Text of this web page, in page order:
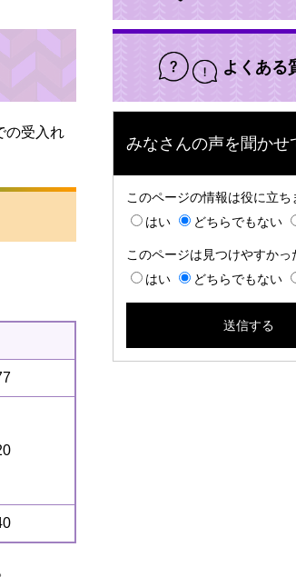
の受入れ
よくある
みなさんの声を聞かせ
このページの情報は役に立ち
はい
どちらでもない
このページは見つけやすかっ
はい
どちらでもない